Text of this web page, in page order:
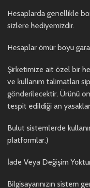
Hesaplarda genellikle
sizlere hediyemizdir.
Hesaplar ömür boyu
Şirketimize ait özel bir
ve kullanım talimatları
gönderilecektir. Ürünü
tespit edildiği an
Bulut sistemlerde
platformlar.)
İade Veya Değişim
Bilgisayarınızın sistem